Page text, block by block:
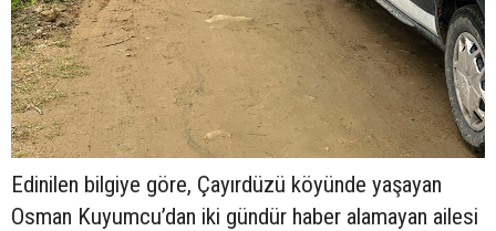
Edinilen bilgiye göre, Çayırdüzü köyünde yaşayan
Osman Kuyumcu’dan iki gündür haber alamayan ailesi